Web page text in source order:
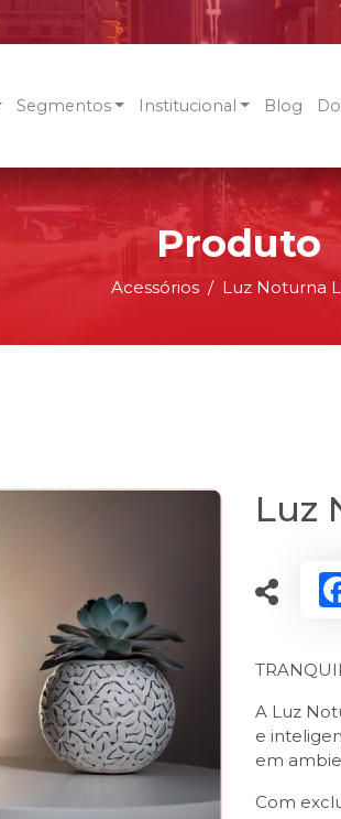
Segmentos Institucional Blog
Produto
Acessórios Luz Noturna
Luz
A Luz
e
em
Com